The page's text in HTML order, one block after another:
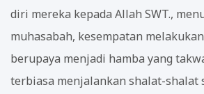
diri mereka kepada Allah SWT.,
muhasabah, kesempatan
berupaya menjadi hamba yang
terbiasa menjalankan shalat-shalat